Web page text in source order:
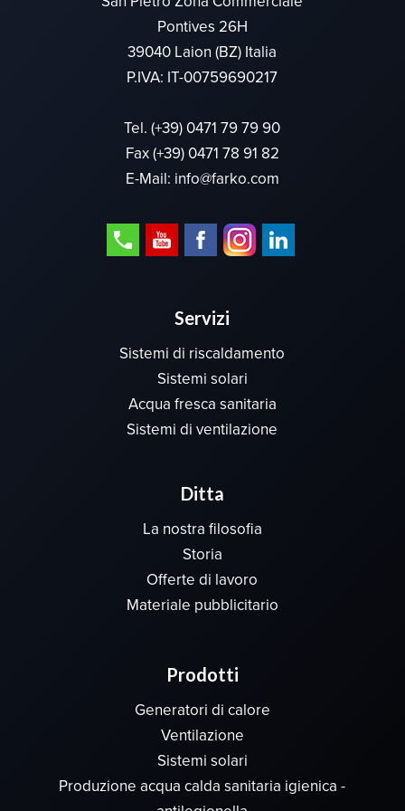
Pontives 26H
39040 Laion (BZ) Italia
P.IVA: IT-00759690217
Tel.(+39) 0471 79 79 90
Fax (+39) 0471 78 91 82
E-Mail: info@farko.com
Servizi
Sistemi di riscaldamento
Sistemi solari
Acqua fresca sanitaria
Sistemi di ventilazione
Ditta
La nostra filosofia
Storia
Offerte di lavoro
Materiale pubblicitario
Prodotti
Generatori di calore
Ventilazione
Sistemi solari
Produzione acqua calda sanitaria igienica -